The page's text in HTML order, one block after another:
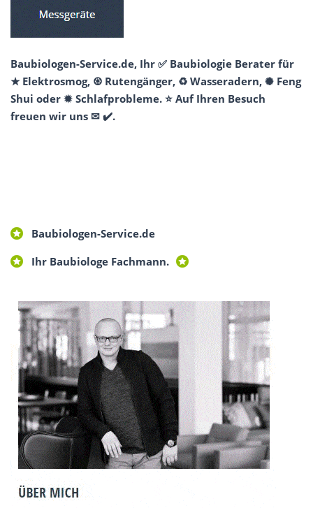
Baubiologen-Service.de, Ihr ✅ Baubiologie Berater für
★ Elektrosmog, ♼ Rutengänger, ♻ Wasseradern, ✺ Feng
Shui oder ✹ Schlafprobleme. ⭐ Auf Ihren Besuch
freuen wir uns ✉ ✔️.
Baubiologen-Service.de
Ihr Baubiologe Fachmann.